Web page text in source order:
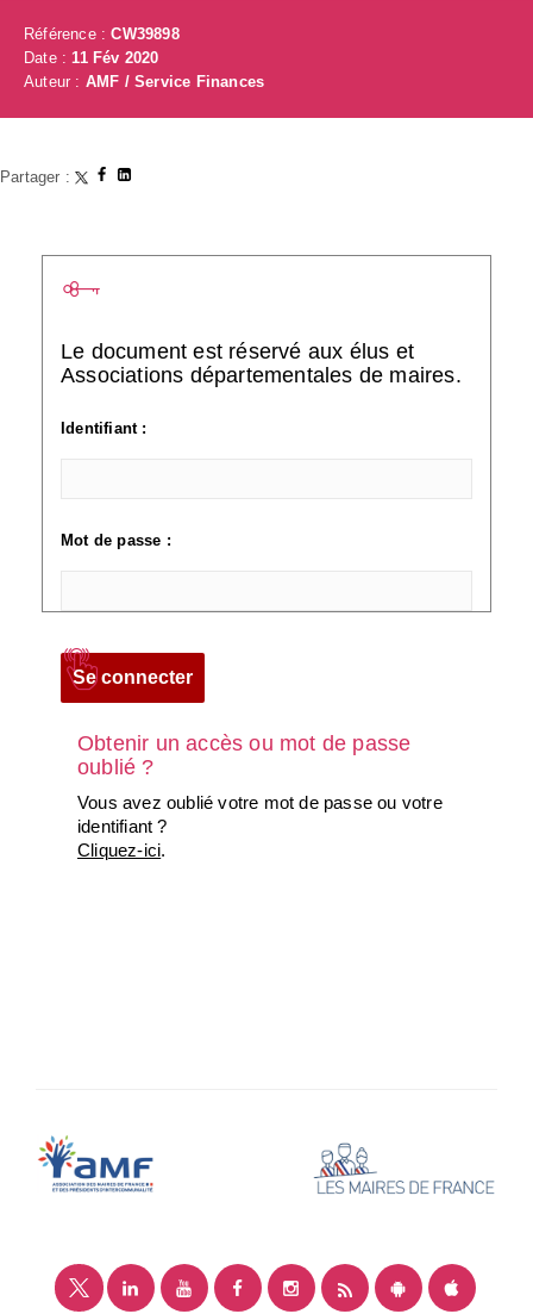
Référence :CW39898
Date :11 Fév 2020
Auteur : AMF / Service Finances
Partager :
Le document est réservé aux élus et
Associations départementales de maires.
Identifiant :
Mot de passe :
Obtenir un accès ou mot de passe
oublié ?
Vous avez oublié votre mot de passe ou votre
identifiant ?
Cliquez-ici.